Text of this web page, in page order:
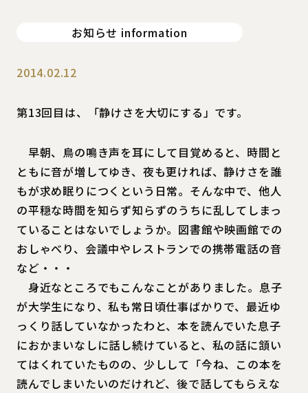
お知らせ information
2014.02.12
第13回目は、「静けさを大切にする」です。
早朝、鳥の鳴き声を耳にして目覚めると、時間と
ともに音が増してゆき、夜も更ければ、静けさを誰
もが求め眠りにつくという日常。そんな中で、他人
の平穏な時間を知らず知らずのうちに乱してしまっ
ていることはないでしょうか。図書館や映画館での
おしゃべり、会議中やレストランでの携帯電話の音
など・・・
身近なところでもこんなことがありました。息子
が大学生になり、私も常日頃仕事ばかりで、最近ゆ
っくり話していなかったわと、本を読んでいた息子
におかまいなしに話し続けていると、私の話に頷い
てはくれていたものの、少しして「今ね、この本を
読んでしまいたいのだけれど、後で話してもらえな